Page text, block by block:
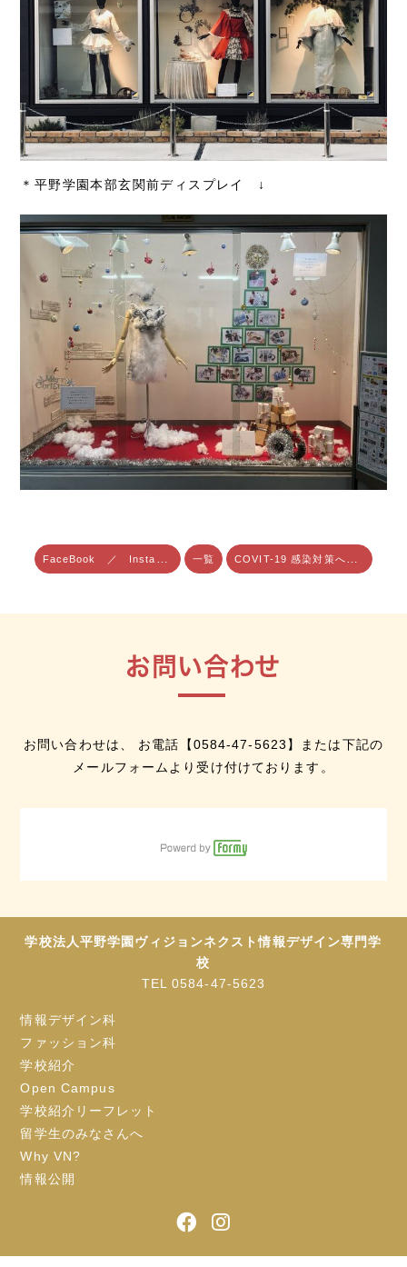
＊平野学園本部玄関前ディスプレイ ↓
一覧
お問い合わせ
お問い合わせは、 お電話【0584-47-5623 】または下記の
メールフォームより受け付けております。
学校法人平野学園ヴィジョンネクスト情報デザイン専門学
校
TEL 0584-47-5623
情報デザイン科
ファッション科
学校紹介
Open Campus
学校紹介リーフレット
留学生のみなさんへ
Why VN?
情報公開